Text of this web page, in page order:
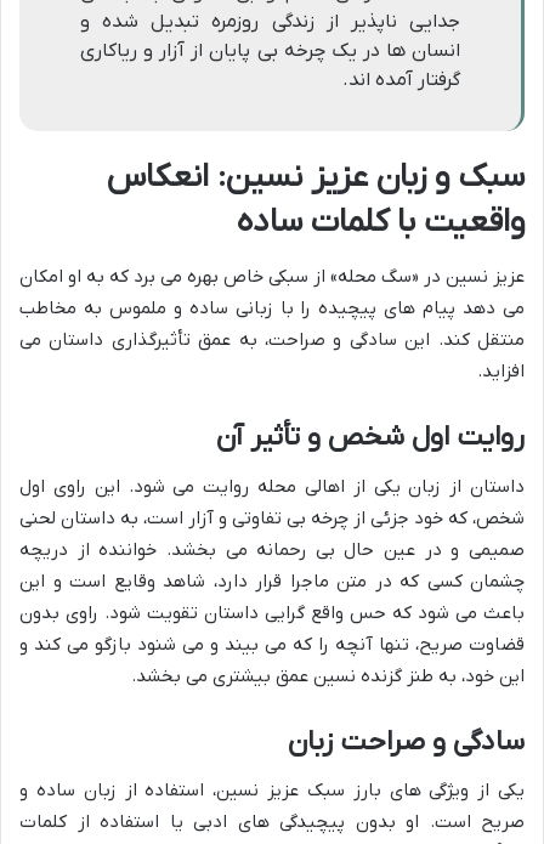
جدایی ناپذیر از زندگی روزمره تبدیل شده و
انسان ها در یک چرخه بی پایان از آزار و ریاکاری
گرفتار آمده اند.
سبک و زبان عزیز نسین: انعکاس
واقعیت با کلمات ساده
عزیز نسین در «سگ محله» از سبکی خاص بهره می برد که به او امکان
می دهد پیام های پیچیده را با زبانی ساده و ملموس به مخاطب
منتقل کند. این سادگی و صراحت، به عمق تأثیرگذاری داستان می
افزاید.
روایت اول شخص و تأثیر آن
داستان از زبان یکی از اهالی محله روایت می شود. این راوی اول
شخص، که خود جزئی از چرخه بی تفاوتی و آزار است، به داستان لحنی
صمیمی و در عین حال بی رحمانه می بخشد. خواننده از دریچه
چشمان کسی که در متن ماجرا قرار دارد، شاهد وقایع است و این
باعث می شود که حس واقع گرایی داستان تقویت شود. راوی بدون
قضاوت صریح، تنها آنچه را که می بیند و می شنود بازگو می کند و
این خود، به طنز گزنده نسین عمق بیشتری می بخشد.
سادگی و صراحت زبان
یکی از ویژگی های بارز سبک عزیز نسین، استفاده از زبان ساده و
صریح است. او بدون پیچیدگی های ادبی یا استفاده از کلمات